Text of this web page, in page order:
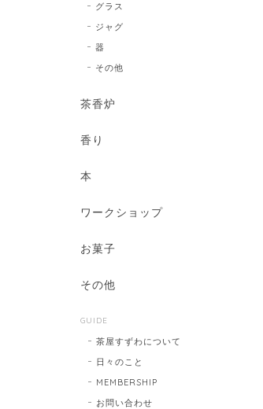
グラス
ジャグ
器
その他
茶香炉
香り
本
ワークショップ
お菓子
その他
GUIDE
茶屋すずわについて
日々のこと
MEMBERSHIP
お問い合わせ